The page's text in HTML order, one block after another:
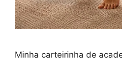
Minha carteirinha de